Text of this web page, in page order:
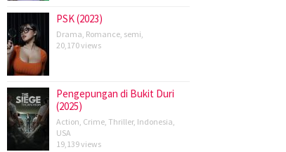
PSK (2023)
Drama Romance semi
20,170 views
Pengepungan di Bukit Duri
(2025)
Action Crime Thriller, Indonesia
USA
19,139 views